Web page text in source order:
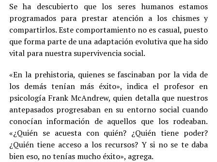
Se ha descubierto que los seres humanos estamos
programados para prestar atención a los chismes y
compartirlos. Este comportamiento no es casual, puesto
que forma parte de una adaptación evolutiva que ha sido
vital para nuestra supervivencia social.
«En la prehistoria, quienes se fascinaban por la vida de
los demás tenían más éxito», indica el profesor en
psicología Frank McAndrew, quien detalla que nuestros
antepasados progresaban en su entorno social cuando
conocían información de aquellos que los rodeaban.
«¿Quién se acuesta con quién? ¿Quién tiene poder?
¿Quién tiene acceso a los recursos? Y si no se te daba
bien eso, no tenías mucho éxito», agrega.